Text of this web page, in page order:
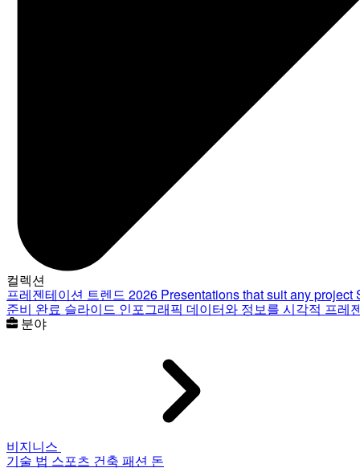
컬렉션
프레젠테이션 트렌드 2026 Presentations that suit any project
준비 완료 슬라이드 인포그래픽 데이터와 정보를 시각적 프레
분야
비지니스
기술 법 스포츠 건축 패션 돈